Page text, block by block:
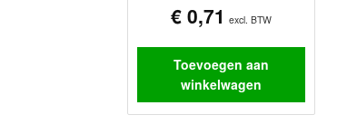
€ 0,71 excl. BTW
Toevoegen aan
winkelwagen